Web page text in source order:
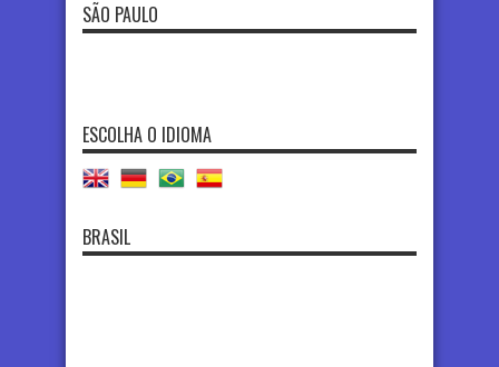
SÃO PAULO
ESCOLHA O IDIOMA
BRASIL